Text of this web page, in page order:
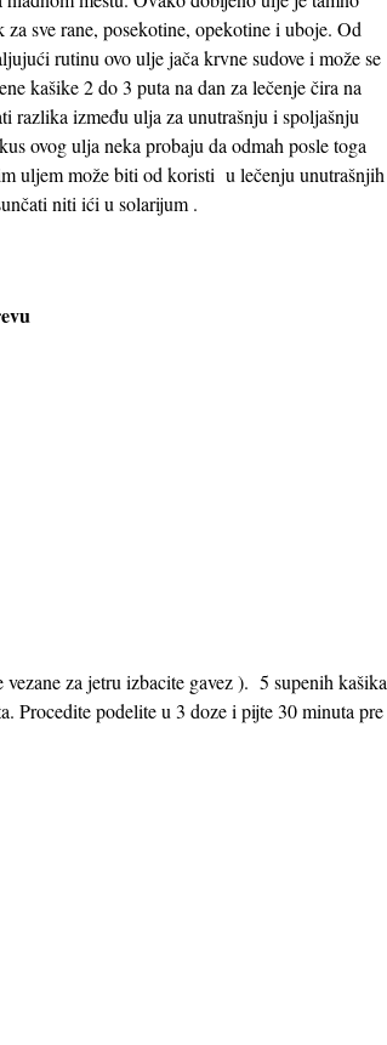
sve rane, posekotine, opekotine i uboje. Od
rutinu ovo ulje jača krvne sudove i može se
kašike 2 do 3 puta na dan za lečenje čira na
razlika između ulja za unutrašnju i spoljašnju
ovog ulja neka probaju da odmah posle toga
uljem može biti od koristi u lečenju unutrašnjih
niti ići u solarijum .
za jetru izbacite gavez ). 5 supenih kašika
Procedite podelite u 3 doze i pijte 30 minuta pre